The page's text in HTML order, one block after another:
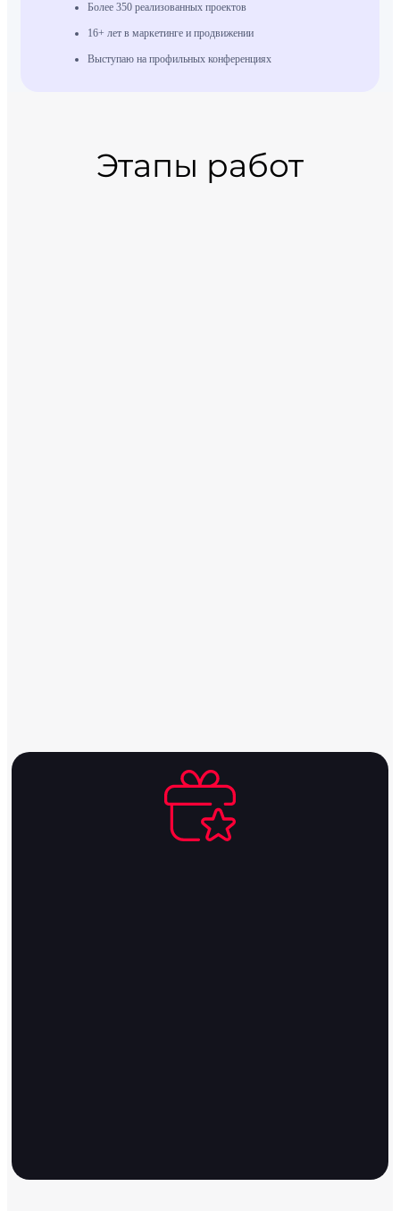
Более 350 реализованных проектов
16+ лет в маркетинге и продвижении
Выступаю на профильных конференциях
Этапы работ